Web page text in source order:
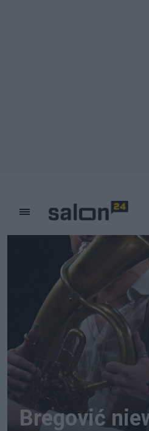
Bregović